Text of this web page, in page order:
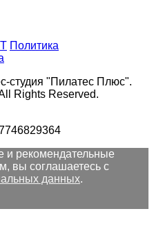
Политика
"Пилатес Плюс".
Rights Reserved.
рекомендательные
вы соглашаетесь с
данных.